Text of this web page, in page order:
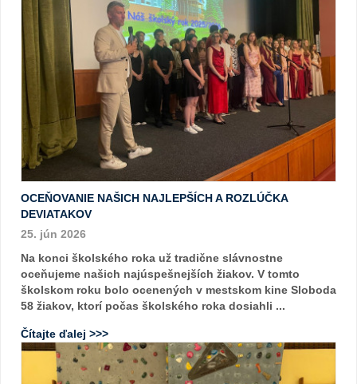
OCEŇOVANIE NAŠICH NAJLEPŠÍCH A ROZLÚČKA
DEVIATAKOV
25. jún 2026
Na konci školského roka už tradične slávnostne
oceňujeme našich najúspešnejších žiakov. V tomto
školskom roku bolo ocenených v mestskom kine Sloboda
58 žiakov, ktorí počas školského roka dosiahli ...
Čítajte ďalej >>>